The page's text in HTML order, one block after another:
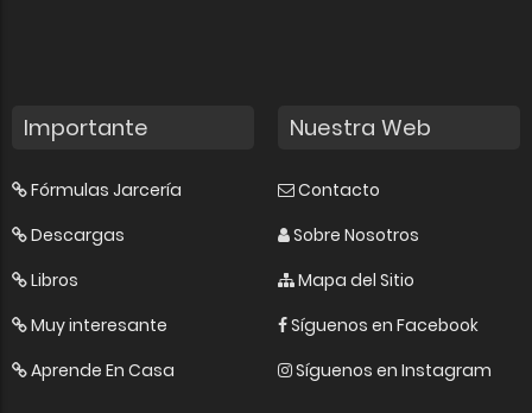
Importante
Fórmulas Jarcería
Descargas
Libros
Muy interesante
Aprende En Casa
Nuestra Web
Contacto
Sobre Nosotros
Mapa del Sitio
Síguenos en Facebook
Síguenos en Instagram